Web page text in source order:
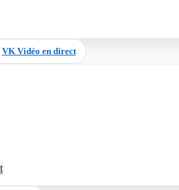
VK Vidéo en direct